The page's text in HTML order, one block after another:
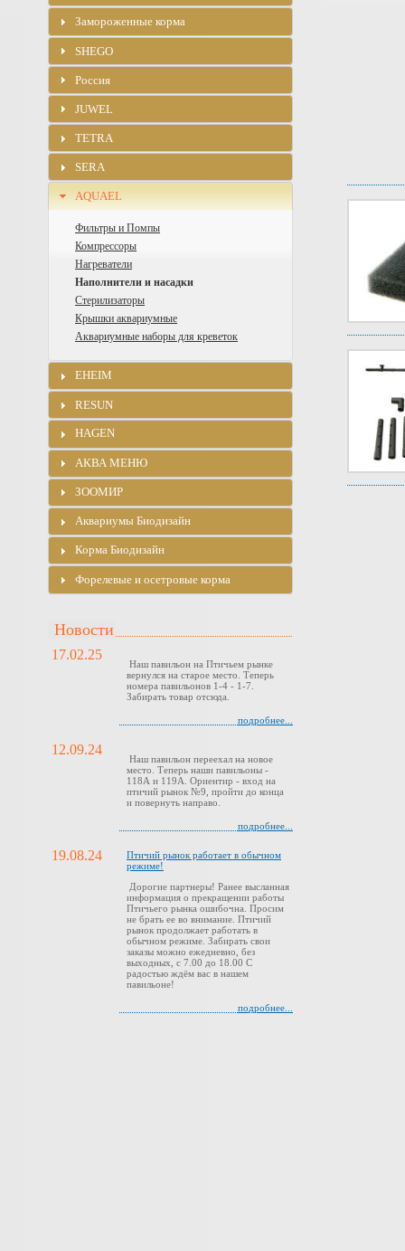
Замороженные корма
SHEGO
Россия
JUWEL
TETRA
SERA
AQUAEL
Фильтры и Помпы
Компрессоры
Нагреватели
Наполнители и насадки
Стерилизаторы
Крышки аквариумные
Аквариумные наборы для креветок
EHEIM
RESUN
HAGEN
АКВА МЕНЮ
ЗООМИР
Аквариумы Биодизайн
Корма Биодизайн
Форелевые и осетровые корма
Новости
17.02.25
Наш павильон на Птичьем рынке
вернулся на старое место. Теперь
номера павильонов 1-4 - 1-7.
Забирать товар отсюда.
подробнее...
12.09.24
Наш павильон переехал на новое
место. Теперь наши павильоны -
118А и 119А. Ориентир - вход на
птичий рынок №9, пройти до конца
и повернуть направо.
подробнее...
19.08.24
Птичий рынок работает в обычном
режиме!
Дорогие партнеры! Ранее высланная
информация о прекращении работы
Птичьего рынка ошибочна. Просим
не брать ее во внимание. Птичий
рынок продолжает работать в
обычном режиме. Забирать свои
заказы можно ежедневно, без
выходных, с 7.00 до 18.00 С
радостью ждём вас в нашем
павильоне!
подробнее...